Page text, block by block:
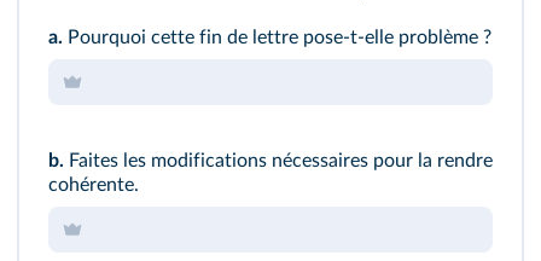
a. Pourquoi cette fin de lettre pose‑t‑elle problème ?
b. Faites les modifications nécessaires pour la rendre
cohérente.